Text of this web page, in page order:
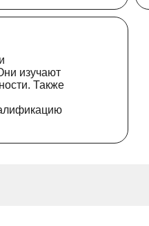
изучают
Также